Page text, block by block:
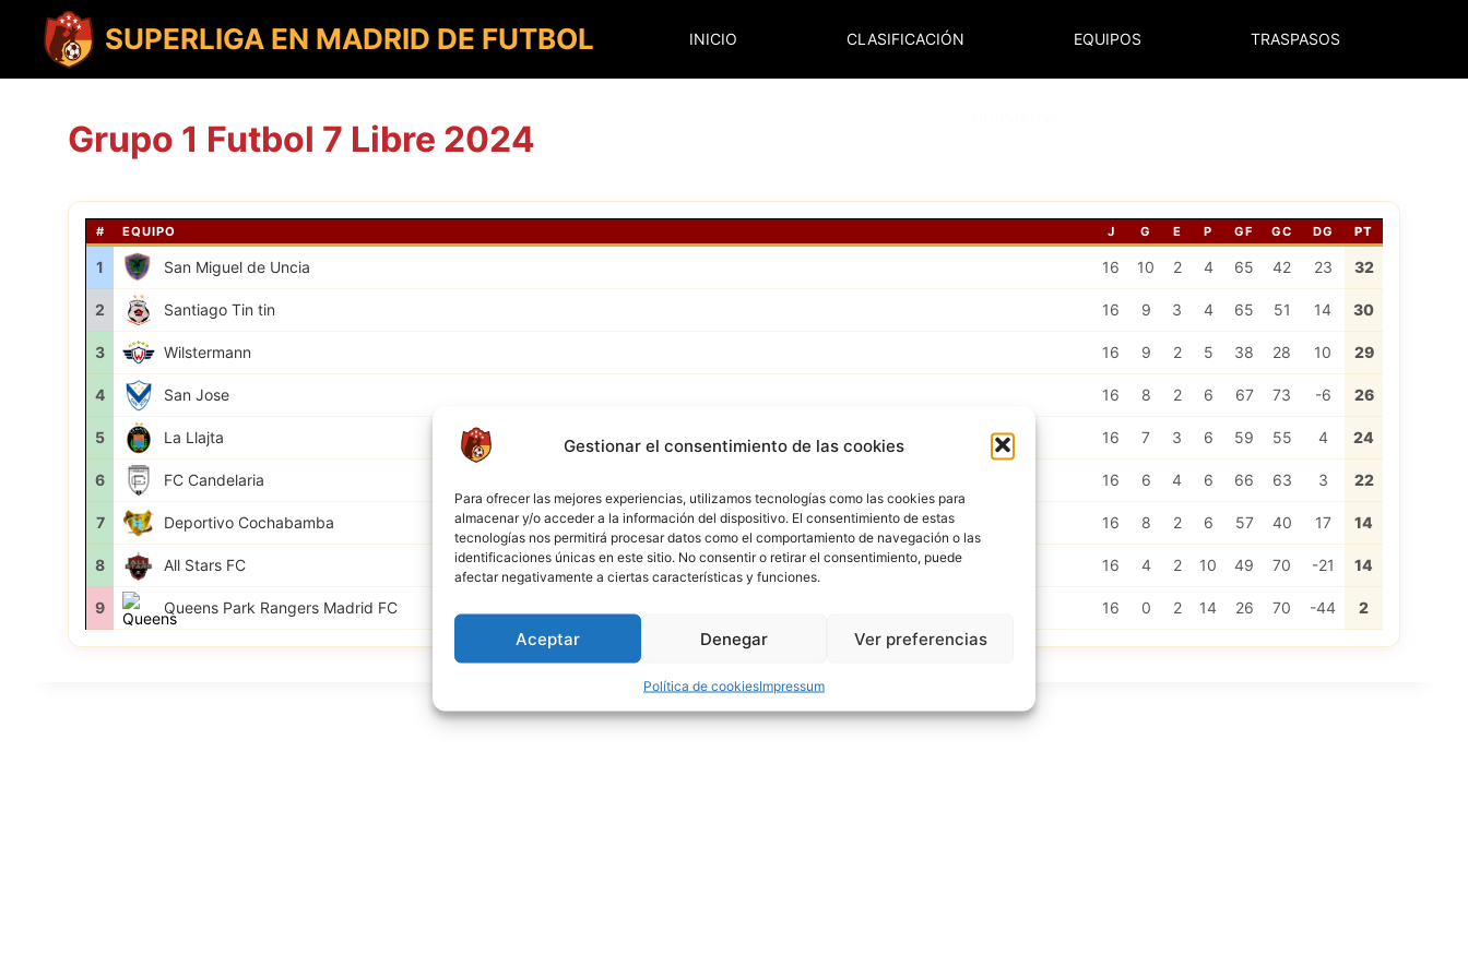
Gestionar el consentimiento de las cookies
Para ofrecer las mejores experiencias, utilizamos tecnologías como las cookies para
almacenar y/o acceder a la información del dispositivo. El consentimiento de estas
tecnologías nos permitirá procesar datos como el comportamiento de navegación o las
identificaciones únicas en este sitio. No consentir o retirar el consentimiento, puede
afectar negativamente a ciertas características y funciones.
Aceptar Denegar Ver preferencias
Política de cookiesImpressum
contenido
SUPERLIGA EN MADRID DE FUTBOL INICIO CLASIFICACIÓN EQUIPOS TRASPASOS
Grupo 1 Futbol 7 Libre 2024
# EQUIPO J G E P GF GC DG PT
1 San Miguel de Uncia 16 10 2 4 65 42 23 32
2 Santiago Tin tin 16 9 3 4 65 51 14 30
3 Wilstermann 16 9 2 5 38 28 10 29
4 San Jose 16 8 2 6 67 73 -6 26
5 La Llajta 16 7 3 6 59 55 4 24
6 FC Candelaria 16 6 4 6 66 63 3 22
7 Deportivo Cochabamba 16 8 2 6 57 40 17 14
8 All Stars FC 16 4 2 10 49 70 -21 14
9 Queens Park Rangers Madrid FC 16 0 2 14 26 70 -44 2